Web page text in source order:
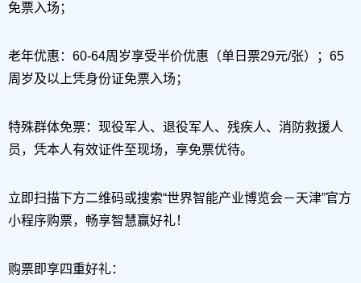
免票入场；
老年优惠：60-64周岁享受半价优惠（单日票29元/张）；65
周岁及以上凭身份证免票入场；
特殊群体免票：现役军人、退役军人、残疾人、消防救援人
员，凭本人有效证件至现场，享免票优待。
立即扫描下方二维码或搜索“世界智能产业博览会－天津”官方
小程序购票，畅享智慧赢好礼！
购票即享四重好礼：